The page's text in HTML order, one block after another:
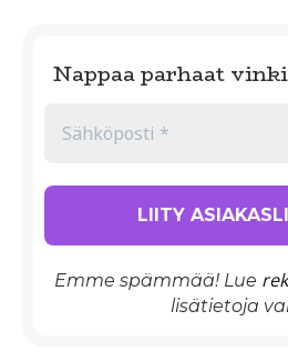
Nappaa parhaat
Emme spämmää! Lue
lisätietoja